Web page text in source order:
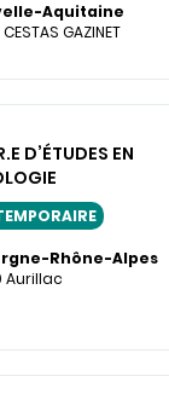
Aquitaine
GAZINET
D’ÉTUDES EN
Rhône-Alpes
Aurillac